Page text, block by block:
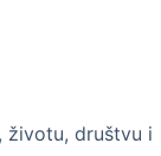
životu, društvu i